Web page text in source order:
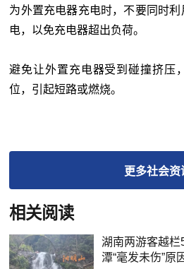
为外置充电器充电时，不要同时
电，以免充电器超出负荷。
避免让外置充电器受到碰撞挤压
位，引起短路或燃烧。
更多社会资
相关阅读
湖南两游客越
潭“毫发未伤”原